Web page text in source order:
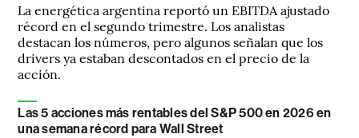
La energética argentina reportó un EBITDA ajustado
récord en el segundo trimestre. Los analistas
destacan los números, pero algunos señalan que los
drivers ya estaban descontados en el precio de la
acción.
Las 5 acciones más rentables del S&P 500 en 2026 en
una semana récord para Wall Street